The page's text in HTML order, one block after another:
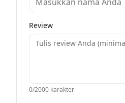
Review
0/2000 karakter